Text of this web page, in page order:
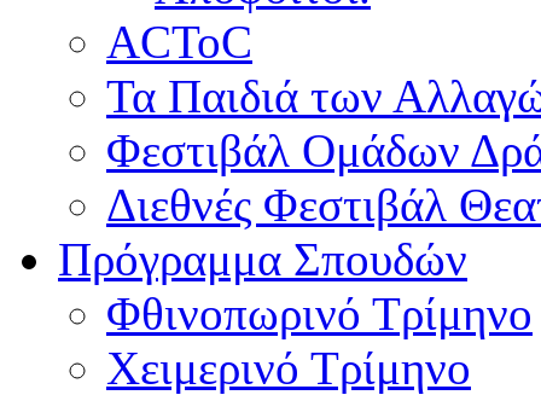
ACToC
Τα Παιδιά των
Φεστιβάλ Ομάδων
Διεθνές Φεστιβάλ
Πρόγραμμα Σπουδών
Φθινοπωρινό Τρίμηνο
Χειμερινό Τρίμηνο